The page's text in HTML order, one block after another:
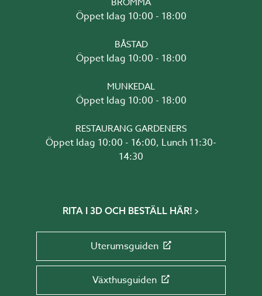
Öppet Idag 10:00 - 18:00
BÅSTAD
Öppet Idag 10:00 - 18:00
MUNKEDAL
Öppet Idag 10:00 - 18:00
RESTAURANG GARDENERS
Öppet Idag 10:00 - 16:00, Lunch 11:30-
14:30
RITA I 3D OCH BESTÄLL HÄR!
Uterumsguiden
Växthusguiden